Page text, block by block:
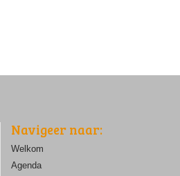
Navigeer naar:
Welkom
Agenda